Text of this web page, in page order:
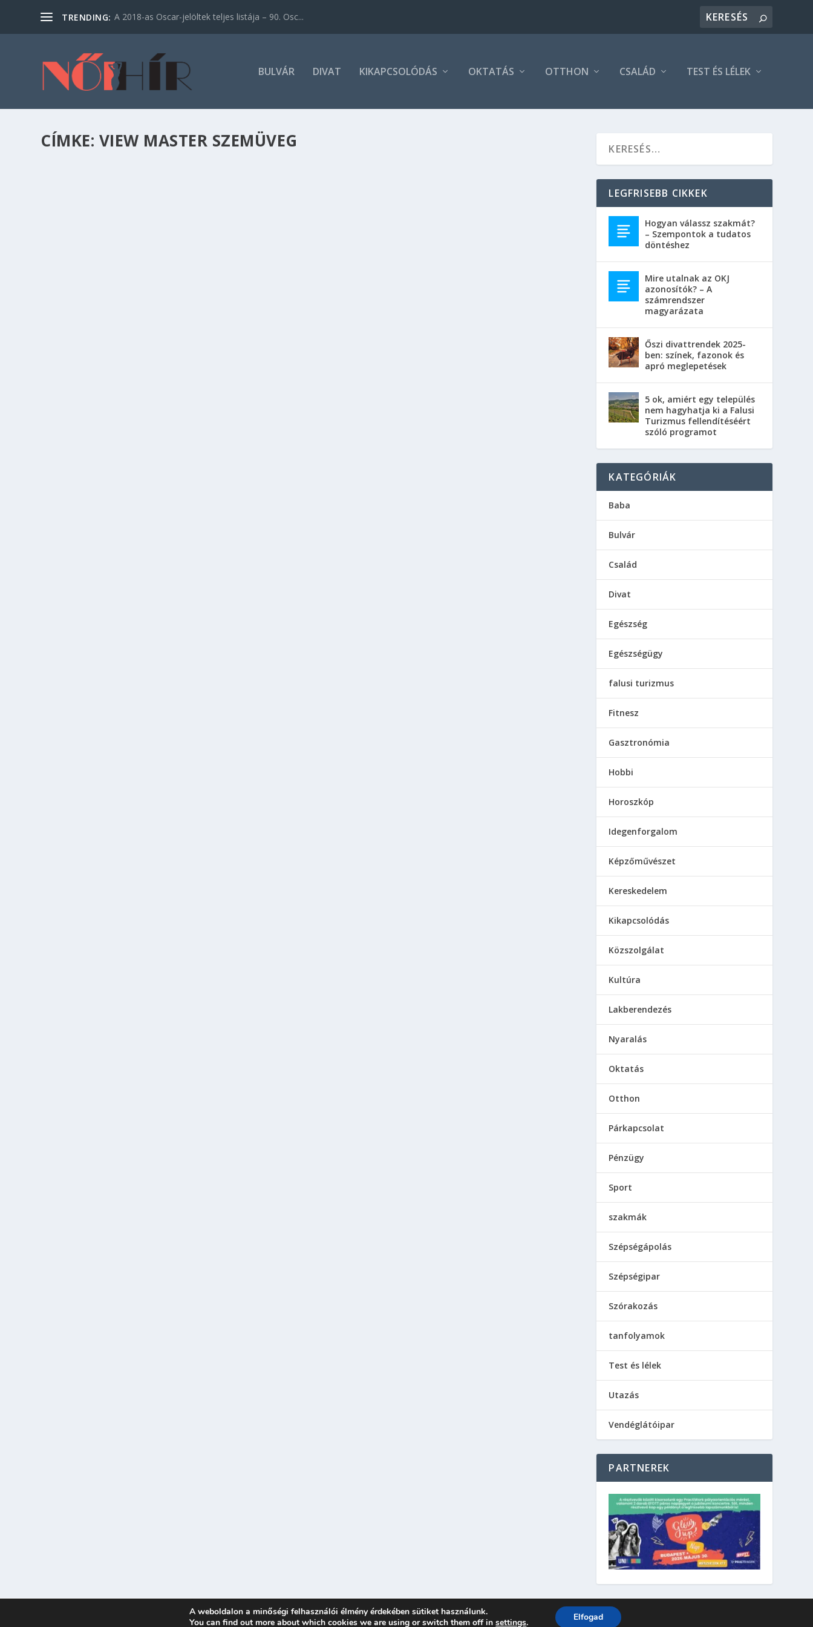
TRENDING: A 2018-as Oscar-jelöltek teljes listája – 90. Osc...
BULVÁR DIVAT KIKAPCSOLÓDÁS OKTATÁS OTTHON CSALÁD TEST ÉS LÉLEK
CÍMKE: VIEW MASTER SZEMÜVEG
LEGFRISEBB CIKKEK
Hogyan válassz szakmát?
– Szempontok a tudatos
döntéshez
Mire utalnak az OKJ
azonosítók? – A
számrendszer
magyarázata
Őszi divattrendek 2025-
ben: színek, fazonok és
apró meglepetések
5 ok, amiért egy település
nem hagyhatja ki a Falusi
Turizmus fellendítéséért
szóló programot
KATEGÓRIÁK
Baba
Bulvár
Család
Divat
Egészség
Egészségügy
falusi turizmus
Fitnesz
Gasztronómia
Hobbi
Horoszkóp
Idegenforgalom
Képzőművészet
Kereskedelem
Kikapcsolódás
Közszolgálat
Kultúra
Lakberendezés
Nyaralás
Oktatás
Otthon
Párkapcsolat
Pénzügy
Sport
szakmák
Szépségápolás
Szépségipar
Szórakozás
tanfolyamok
Test és lélek
Utazás
Vendéglátóipar
PARTNEREK
| Üzemeltető: WordPress
A weboldalon a minőségi felhasználói élmény érdekében sütiket használunk.
You can find out more about which cookies we are using or switch them off insettings. Elfogad